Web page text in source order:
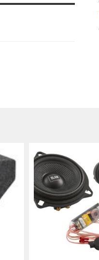
tarjottavaan
keskipisteenä
kanssa.
tai
avulla, voit
play -
liitettäväksi